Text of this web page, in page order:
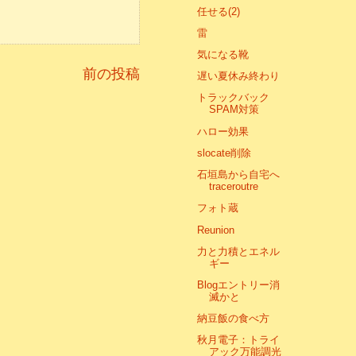
前の投稿
任せる(2)
雷
気になる靴
遅い夏休み終わり
トラックバック
SPAM対策
ハロー効果
slocate削除
石垣島から自宅へ
traceroutre
フォト蔵
Reunion
力と力積とエネル
ギー
Blogエントリー消
滅かと
納豆飯の食べ方
秋月電子：トライ
アック万能調光